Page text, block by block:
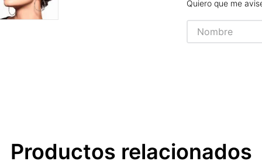
Quiero que me
Productos relacionados